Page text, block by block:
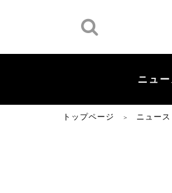
ニュ
トップページ ＞ ニュース